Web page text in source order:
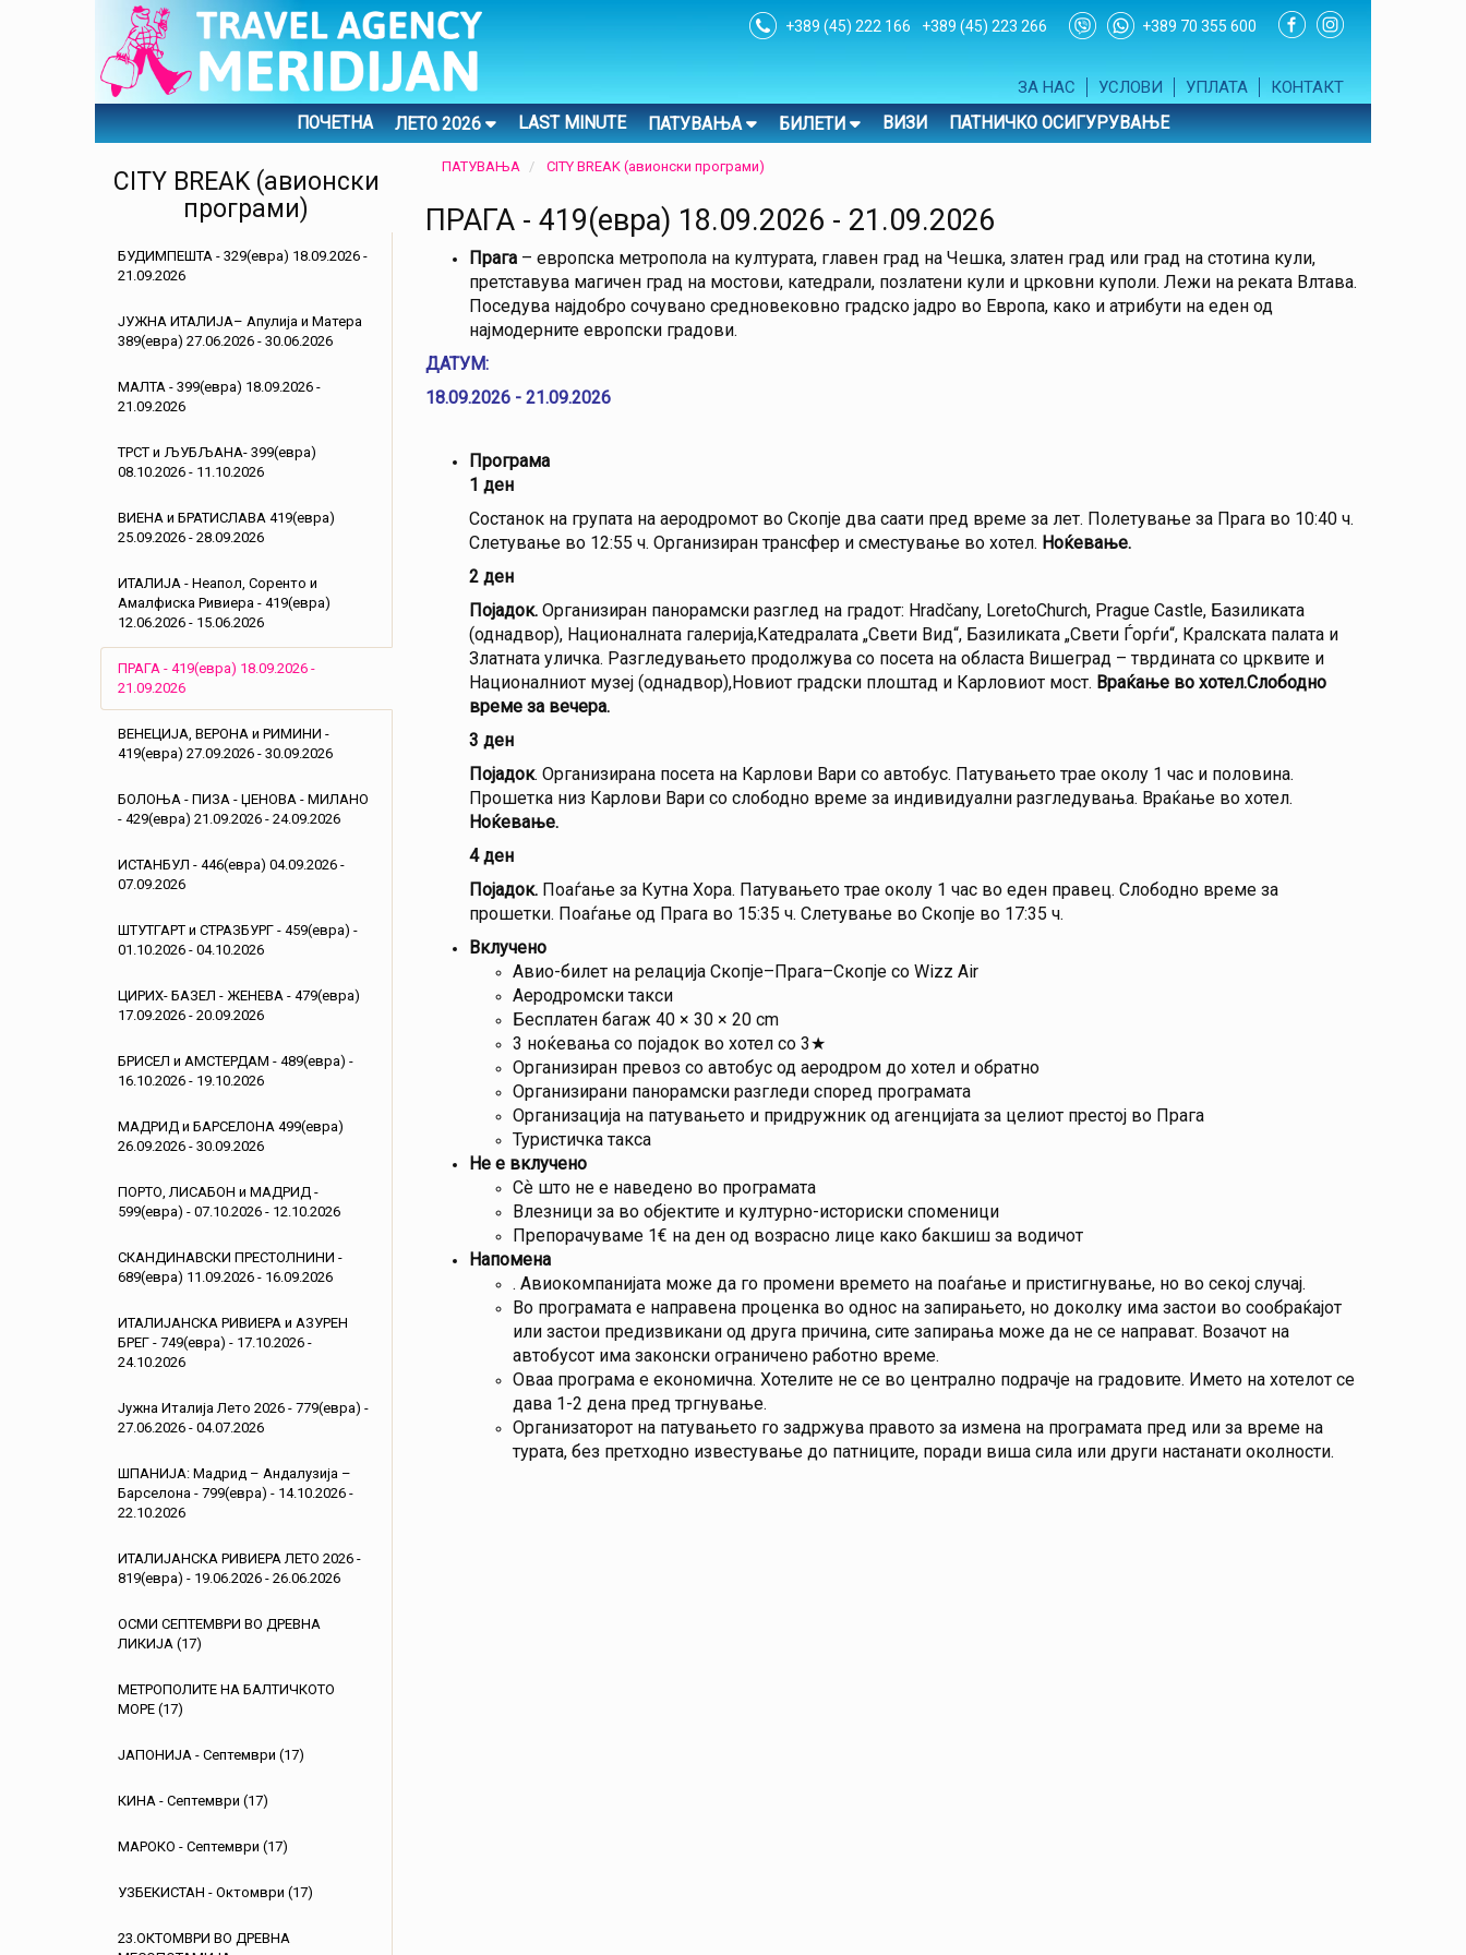
+389 (45) 222 166 +389 (45) 223 266 +389 70 355 600
ЗА НАС УСЛОВИ УПЛАТА
КОНТАКТ
ПОЧЕТНА
ЛЕТО 2026 LAST MINUTE ПАТУВАЊА БИЛЕТИ ВИЗИ ПАТНИЧКО ОСИГУРУВАЊЕ
CITY BREAK (авионски
програми)
БУДИМПЕШТА - 329(евра) 18.09.2026 -
21.09.2026
ЈУЖНА ИТАЛИЈА– Апулија и Матера
389(евра) 27.06.2026 - 30.06.2026
МАЛТА - 399(евра) 18.09.2026 -
21.09.2026
ТРСТ и ЉУБЉАНА- 399(евра)
08.10.2026 - 11.10.2026
ВИЕНА и БРАТИСЛАВА 419(евра)
25.09.2026 - 28.09.2026
ИТАЛИЈА - Неапол, Соренто и
Амалфиска Ривиера - 419(евра)
12.06.2026 - 15.06.2026
ПРАГА - 419(евра) 18.09.2026 -
21.09.2026
ВЕНЕЦИЈА, ВЕРОНА и РИМИНИ -
419(евра) 27.09.2026 - 30.09.2026
БОЛОЊА - ПИЗА - ЏЕНОВА - МИЛАНО
- 429(евра) 21.09.2026 - 24.09.2026
ИСТАНБУЛ - 446(евра) 04.09.2026 -
07.09.2026
ШТУТГАРТ и СТРАЗБУРГ - 459(евра) -
01.10.2026 - 04.10.2026
ЦИРИХ- БАЗЕЛ - ЖЕНЕВА - 479(евра)
17.09.2026 - 20.09.2026
БРИСЕЛ и АМСТЕРДАМ - 489(евра) -
16.10.2026 - 19.10.2026
МАДРИД и БАРСЕЛОНА 499(евра)
26.09.2026 - 30.09.2026
ПОРТО, ЛИСАБОН и МАДРИД -
599(евра) - 07.10.2026 - 12.10.2026
СКАНДИНАВСКИ ПРЕСТОЛНИНИ -
689(евра) 11.09.2026 - 16.09.2026
ИТАЛИЈАНСКА РИВИЕРА и АЗУРЕН
БРЕГ - 749(евра) - 17.10.2026 -
24.10.2026
Јужна Италија Лето 2026 - 779(евра) -
27.06.2026 - 04.07.2026
ШПАНИЈА: Мадрид – Андалузија –
Барселона - 799(евра) - 14.10.2026 -
22.10.2026
ИТАЛИЈАНСКА РИВИЕРА ЛЕТО 2026 -
819(евра) - 19.06.2026 - 26.06.2026
ОСМИ СЕПТЕМВРИ ВО ДРЕВНА
ЛИКИЈА (17)
МЕТРОПОЛИТЕ НА БАЛТИЧКОТО
МОРЕ (17)
ЈАПОНИЈА - Септември (17)
КИНА - Септември (17)
МАРОКО - Септември (17)
УЗБЕКИСТАН - Октомври (17)
23.ОКТОМВРИ ВО ДРЕВНА
ПАТУВАЊА CITY BREAK (авионски програми)
ПРАГА - 419(евра) 18.09.2026 - 21.09.2026
Прага– европска метропола на културата, главен град на Чешка, златен град или град на стотина кули,
претставува магичен град на мостови, катедрали, позлатени кули и црковни куполи. Лежи на реката Влтава.
Поседува најдобро сочувано средновековно градско јадро во Европа, како и атрибути на еден од
најмодерните европски градови.
ДАТУМ:
18.09.2026 - 21.09.2026
Програма
1 ден
Состанок на групата на аеродромот во Скопје два саати пред време за лет. Полетување за Прага во 10:40 ч.
Слетување во 12:55 ч. Организиран трансфер и сместување во хотел. Ноќевање.
2 ден
Појадок. Организиран панорамски разглед на градот: Hradčany, LoretoChurch, Prague Castle, Базиликата
(однадвор), Националната галерија,Катедралата „Свети Вид“, Базиликата „Свети Ѓорѓи“, Кралската палата и
Златната уличка. Разгледувањето продолжува со посета на областа Вишеград – тврдината со црквите и
Националниот музеј (однадвор),Новиот градски плоштад и Карловиот мост. Враќање во хотел.Слободно
време за вечера.
3 ден
Појадок. Организирана посета на Карлови Вари со автобус. Патувањето трае околу 1 час и половина.
Прошетка низ Карлови Вари со слободно време за индивидуални разгледувања. Враќање во хотел.
Ноќевање.
4 ден
Појадок.Поаѓање за Кутна Хора. Патувањето трае околу 1 час во еден правец. Слободно време за
прошетки. Поаѓање од Прага во 15:35 ч. Слетување во Скопје во 17:35 ч.
Вклучено
Авио-билет на релација Скопје–Прага–Скопје со Wizz Air
Аеродромски такси
Бесплатен багаж 40 × 30 × 20 cm
3 ноќевања со појадок во хотел со 3★
Организиран превоз со автобус од аеродром до хотел и обратно
Организирани панорамски разгледи според програмата
Организација на патувањето и придружник од агенцијата за целиот престој во Прага
Туристичка такса
Не е вклучено
Сѐ што не е наведено во програмата
Влезници за во објектите и културно-историски споменици
Препорачуваме 1€ на ден од возрасно лице како бакшиш за водичот
Напомена
. Авиокомпанијата може да го промени времето на поаѓање и пристигнување, но во секој случај.
Во програмата е направена проценка во однос на запирањето, но доколку има застои во сообраќајот
или застои предизвикани од друга причина, сите запирања може да не се направат. Возачот на
автобусот има законски ограничено работно време.
Оваа програма е економична. Хотелите не се во централно подрачје на градовите. Името на хотелот се
дава 1-2 дена пред тргнување.
Организаторот на патувањето го задржува правото за измена на програмата пред или за време на
турата, без претходно известување до патниците, поради виша сила или други настанати околности.